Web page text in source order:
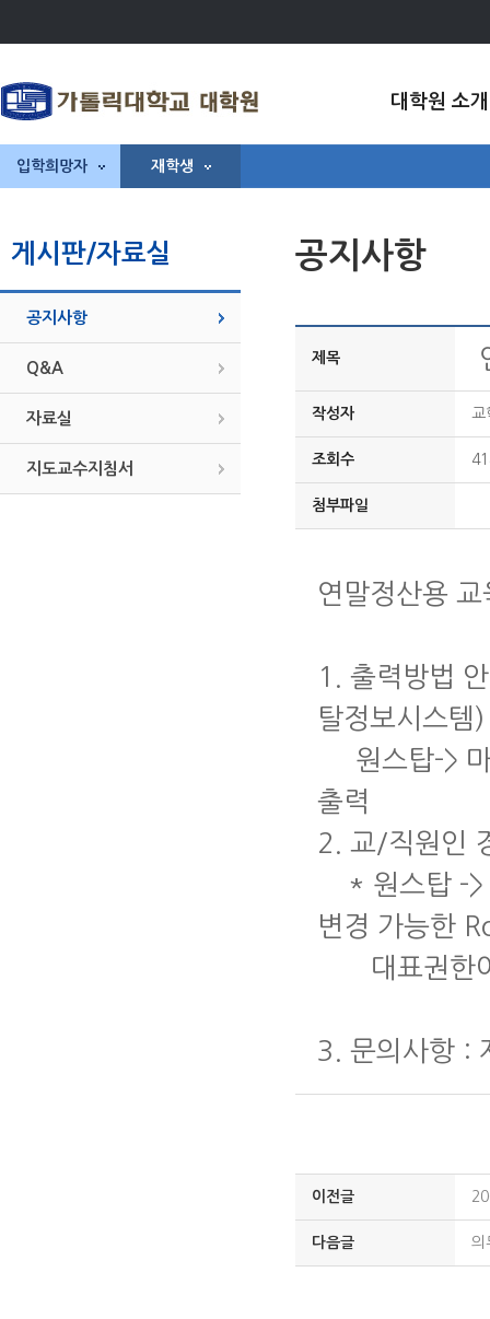
대학원 소개
입학희망자 재학생
게시판/자료실
공지사항
Q&A
자료실
지도교수지침서
공지사항
제목
작성자 교
조회수
첨부파일
연말정산용
1. 출력방법
탈정보시스템
원스탑-> 마
출력
2. 교/직원인
* 원스탑 ->
변경 가능한
대표권한여
3. 문의사항 :
이전글
다음글 의